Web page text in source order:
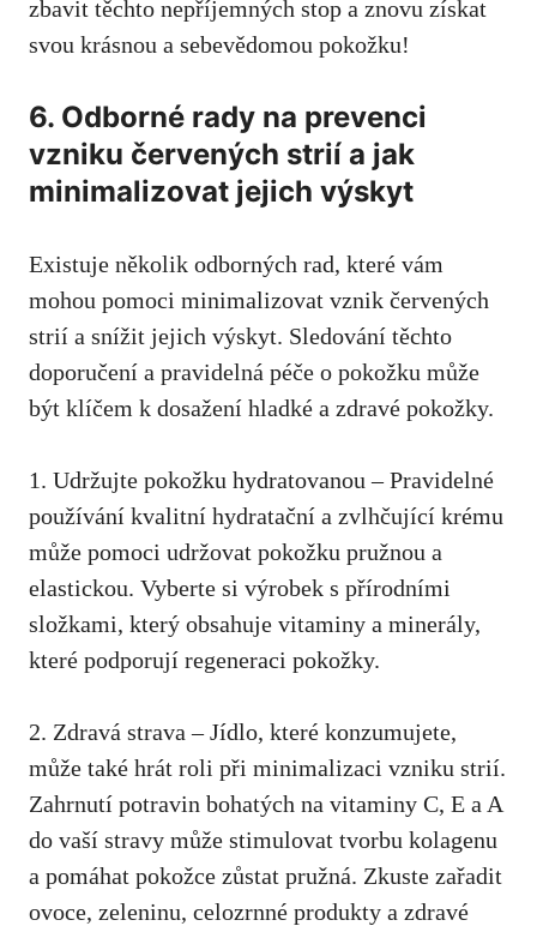
zbavit těchto⁣ nepříjemných stop a ⁢znovu získat
svou krásnou⁢ a sebevědomou pokožku!
6. ⁣Odborné rady na prevenci
vzniku​ červených strií a jak⁣
minimalizovat jejich výskyt
Existuje ​několik odborných rad, ⁤které⁤ vám
mohou⁤ pomoci minimalizovat vznik červených
strií⁢ a ​snížit jejich výskyt. Sledování těchto
doporučení a pravidelná péče o pokožku​ může⁢
být klíčem k dosažení hladké a zdravé pokožky.
1. Udržujte ⁣pokožku hydratovanou‌ – Pravidelné
používání kvalitní hydratační ⁢a zvlhčující​ krému
může pomoci udržovat pokožku⁤ pružnou⁣ a
elastickou. Vyberte si výrobek s přírodními
složkami, který obsahuje vitaminy a minerály,
které podporují regeneraci pokožky.
2. Zdravá strava‍ – Jídlo, které konzumujete,
může také hrát roli při minimalizaci vzniku strií.
Zahrnutí ⁣potravin bohatých na vitaminy C, E a A‌
do​ vaší ‍stravy může stimulovat tvorbu kolagenu
a ‍pomáhat pokožce ​zůstat pružná. Zkuste zařadit
‌ovoce,⁤ zeleninu,⁣ celozrnné ⁣produkty a zdravé